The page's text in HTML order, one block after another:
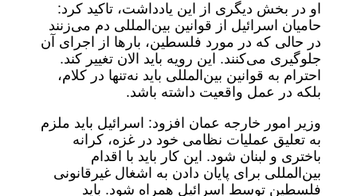
او در بخش دیگری از این یادداشت، تاکید کرد:
حامیان اسرائیل از قوانین بین‌المللی دم می‌زنند
در حالی که در مورد فلسطین، بارها از اجرای آن
جلوگیری می‌کنند. این رویه باید الان تغییر کند.
احترام به قوانین بین‌المللی باید نه‌تنها در کلام،
بلکه در عمل واقعیت داشته باشد.
وزیر امور خارجه عمان افزود: اسرائیل باید ملزم
به تعلیق عملیات نظامی خود در غزه، کرانه
باختری و لبنان شود. این کار باید با اقدام
بین‌المللی برای پایان دادن به اشغال غیرقانونی
فلسطین توسط اسرائیل همراه شود. باید